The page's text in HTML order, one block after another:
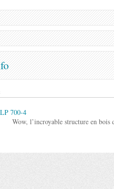
700-4
Wow, l’incroyable structure en bois